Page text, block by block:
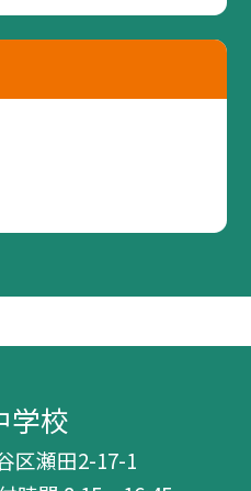
学校
区瀬田2-17-1